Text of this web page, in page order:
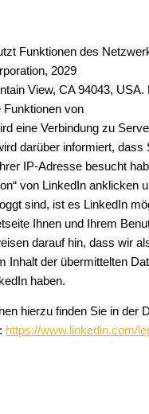
Funktionen des
2029
View, CA 94043, USA.
Funktionen von
eine Verbindung zu
darüber informiert, dass
IP-Adresse besucht
von LinkedIn anklicken
sind, ist es LinkedIn
Ihnen und Ihrem
darauf hin, dass wir
Inhalt der übermittelten
haben.
hierzu finden Sie in der
https://www.linkedin.com/